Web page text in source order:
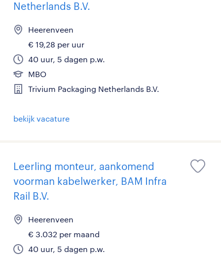
Netherlands B.V.
Heerenveen
€ 19,28 per uur
40 uur, 5 dagen p.w.
MBO
Trivium Packaging Netherlands B.V.
bekijk vacature
Leerling monteur, aankomend
voorman kabelwerker, BAM Infra
Rail B.V.
Heerenveen
€ 3.032 per maand
40 uur, 5 dagen p.w.